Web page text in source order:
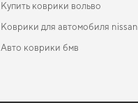
Купить коврики вольво
Коврики для автомобиля nissan
Авто коврики бмв